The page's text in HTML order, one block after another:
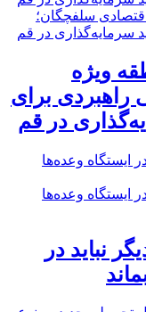
منطقه ویژه
راهبردی برای
در قم
نباید در